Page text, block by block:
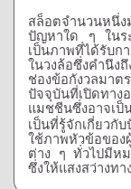
สล็อตจำนวนหนึ่ง
ปัญหาใด
ๆ
ใน
เป็นภาพที่ได้รับก
ในวงล้อซึ่งคำนึง
ช่องข้อกังวลมาต
ปัจจุบันที่เปิดทาง
แมชชีนซึ่งอาจเป็
เป็นที่รู้จักเกี่ยวกั
ใช้ภาพหัวข้อของ
ต่าง
ๆ ทั่วไปมีห
ซึ่งให้แสงสว่างทา